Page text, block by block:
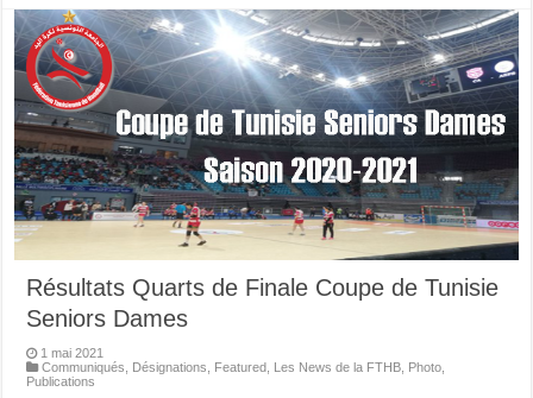
Résultats Quarts de Finale Coupe de Tunisie
Seniors Dames
1 mai 2021
Communiqués
Désignations Featured Les News de la FTHB Photo
Publications